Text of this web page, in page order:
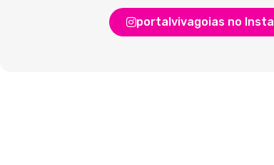
portalvivagoias no Insta